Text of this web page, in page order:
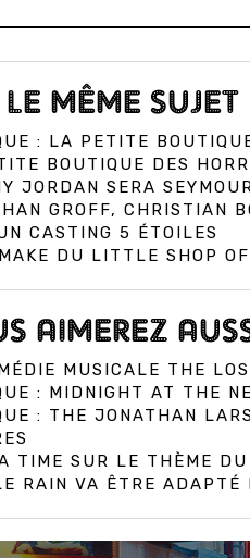
LE MÊME SUJET
: LA PETITE
BOUTIQUE DES
JORDAN SERA
GROFF, CHRISTIAN
CASTING 5 ÉTOILES
DU LITTLE SHOP
AIMEREZ
MUSICALE THE
: MIDNIGHT AT THE
: THE JONATHAN
TIME SUR LE THÈME DU
RAIN VA ÊTRE ADAPTÉ